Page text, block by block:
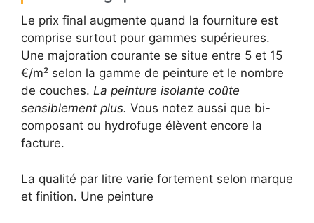
Le prix final augmente quand la fourniture est
comprise surtout pour gammes supérieures.
Une majoration courante se situe entre 5 et 15
€/m² selon la gamme de peinture et le nombre
de couches. La peinture isolante coûte
sensiblement plus. Vous notez aussi que bi-
composant ou hydrofuge élèvent encore la
facture.
La qualité par litre varie fortement selon marque
et finition. Une peinture